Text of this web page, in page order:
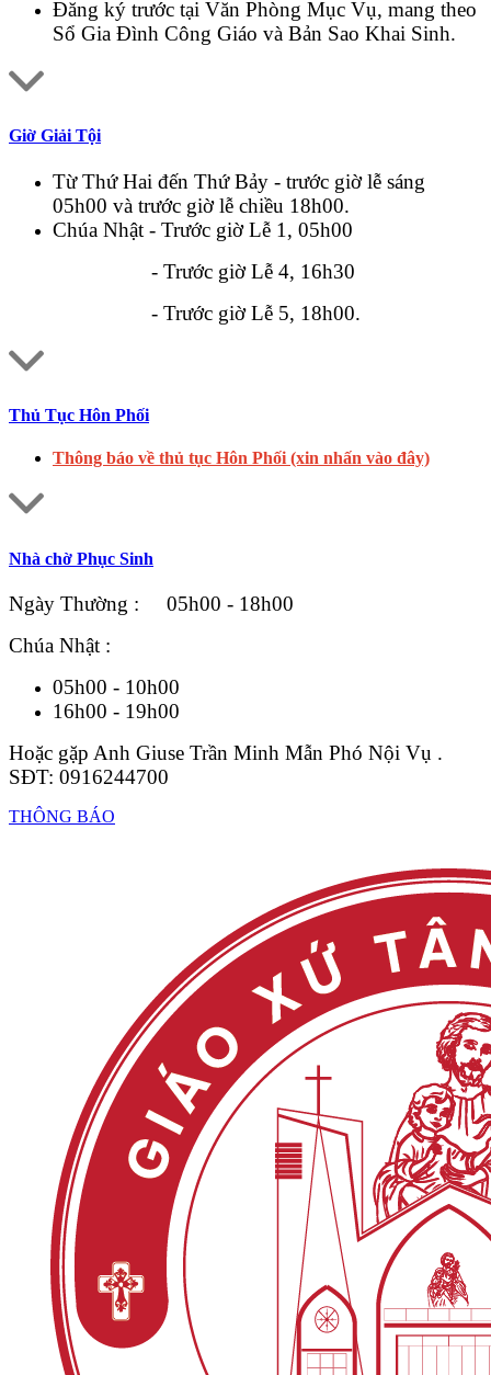
Đăng ký trước tại Văn Phòng Mục Vụ, mang theo
Sổ Gia Đình Công Giáo và Bản Sao Khai Sinh.
Giờ Giải Tội
Từ Thứ Hai đến Thứ Bảy - trước giờ lễ sáng
05h00 và trước giờ lễ chiều 18h00.
Chúa Nhật - Trước giờ Lễ 1, 05h00
- Trước giờ Lễ 4, 16h30
- Trước giờ Lễ 5, 18h00.
Thủ Tục Hôn Phối
Thông báo về thủ tục Hôn Phối (xin nhấn vào đây)
Nhà chờ Phục Sinh
Ngày Thường : 05h00 - 18h00
Chúa Nhật :
05h00 - 10h00
16h00 - 19h00
Hoặc gặp Anh Giuse Trần Minh Mẫn Phó Nội Vụ .
SĐT: 0916244700
THÔNG BÁO